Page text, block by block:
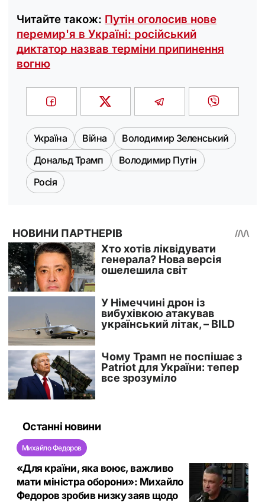
Читайте також: Путін оголосив нове
перемир'я в Україні: російський
диктатор назвав терміни припинення
вогню
Україна Війна
Володимир Зеленський
Дональд Трамп
Володимир Путін
Росія
Останні новини
Михайло Федоров
«Для країни, яка воює, важливо
мати міністра оборони»: Михайло
Федоров зробив низку заяв щодо